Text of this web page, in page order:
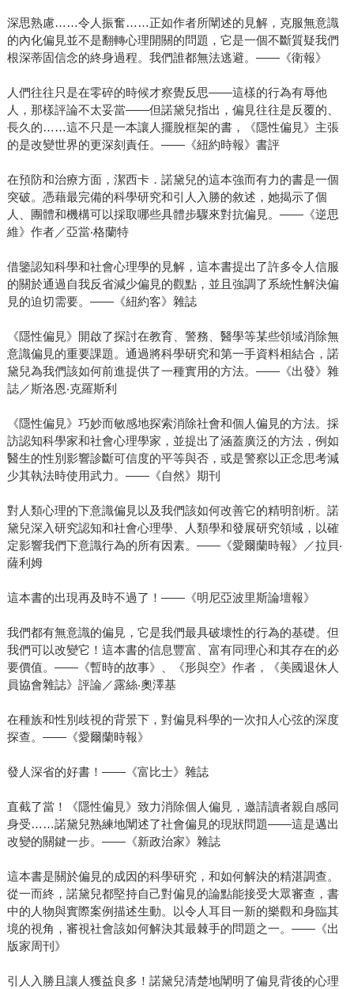
深思熟慮……令人振奮……正如作者所闡述的見解，克服無意識
的內化偏見並不是翻轉心理開關的問題，它是一個不斷質疑我們
根深蒂固信念的終身過程。我們誰都無法逃避。——《衛報》
人們往往只是在零碎的時候才察覺反思——這樣的行為有辱他
人，那樣評論不太妥當——但諾黛兒指出，偏見往往是反覆的、
長久的……這不只是一本讓人擺脫框架的書，《隱性偏見》主張
的是改變世界的更深刻責任。——《紐約時報》書評
在預防和治療方面，潔西卡．諾黛兒的這本強而有力的書是一個
突破。憑藉最完備的科學研究和引人入勝的敘述，她揭示了個
人、團體和機構可以採取哪些具體步驟來對抗偏見。——《逆思
維》作者／亞當‧格蘭特
借鑒認知科學和社會心理學的見解，這本書提出了許多令人信服
的關於通過自我反省減少偏見的觀點，並且強調了系統性解決偏
見的迫切需要。——《紐約客》雜誌
《隱性偏見》開啟了探討在教育、警務、醫學等某些領域消除無
意識偏見的重要課題。通過將科學研究和第一手資料相結合，諾
黛兒為我們該如何前進提供了一種實用的方法。——《出發》雜
誌／斯洛恩‧克羅斯利
《隱性偏見》巧妙而敏感地探索消除社會和個人偏見的方法。採
訪認知科學家和社會心理學家，並提出了涵蓋廣泛的方法，例如
醫生的性別影響診斷可信度的平等與否，或是警察以正念思考減
少其執法時使用武力。——《自然》期刊
對人類心理的下意識偏見以及我們該如何改善它的精明剖析。諾
黛兒深入研究認知和社會心理學、人類學和發展研究領域，以確
定影響我們下意識行為的所有因素。——《愛爾蘭時報》／拉貝‧
薩利姆
這本書的出現再及時不過了！——《明尼亞波里斯論壇報》
我們都有無意識的偏見，它是我們最具破壞性的行為的基礎。但
我們可以改變它！這本書的信息豐富、富有同理心和其存在的必
要價值。——《暫時的故事》、《形與空》作者，《美國退休人
員協會雜誌》評論／露絲‧奧澤基
在種族和性別歧視的背景下，對偏見科學的一次扣人心弦的深度
探查。——《愛爾蘭時報》
發人深省的好書！——《富比士》雜誌
直截了當！《隱性偏見》致力消除個人偏見，邀請讀者親自感同
身受……諾黛兒熟練地闡述了社會偏見的現狀問題——這是邁出
改變的關鍵一步。——《新政治家》雜誌
這本書是關於偏見的成因的科學研究，和如何解決的精湛調查。
從一而終，諾黛兒都堅持自己對偏見的論點能接受大眾審查，書
中的人物與實際案例描述生動。以令人耳目一新的樂觀和身臨其
境的視角，審視社會該如何解決其最棘手的問題之一。——《出
版家周刊》
引人入勝且讓人獲益良多！諾黛兒清楚地闡明了偏見背後的心理